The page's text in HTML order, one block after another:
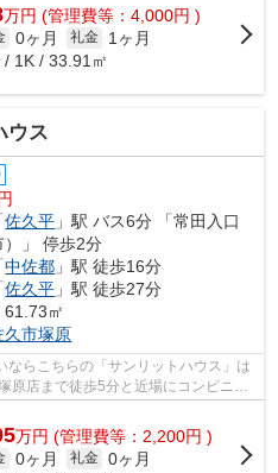
万円 (管理費等：4,000円 )
0ヶ月 礼金
1ヶ月
/ 1K / 33.91㎡
ウス
佐久平 」駅 バス6分 「常田入口
）」 停歩2分
中佐都 」駅 徒歩16分
佐久平 」駅 徒歩27分
㎡
久市塚原
ならこちらの「サンリットハウス」は
原店まで徒歩5分と近場にコンビニが
万円 (管理費等：2,200円 )
0ヶ月 礼金 0ヶ月